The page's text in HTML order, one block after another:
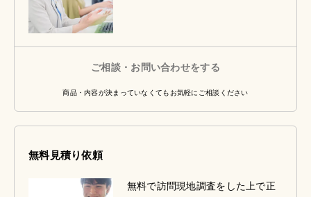
ご相談・お問い合わせをする
商品・内容が決まっていなくてもお気軽にご相談ください
無料見積り依頼
無料で訪問現地調査をした上で正